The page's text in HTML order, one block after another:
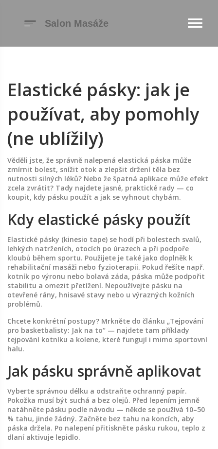
Elastické pásky: jak je
používat, aby pomohly
(ne ublížily)
Věděli jste, že správně nalepená elastická páska může
zmírnit bolest, snížit otok a zlepšit držení těla bez
nutnosti silných léků? Nebo že špatná aplikace může efekt
zcela zvrátit? Tady najdete jasné, praktické rady — co
koupit, kdy pásku použít a jak se vyhnout chybám.
Kdy elastické pásky použít
Elastické pásky (kinesio tape) se hodí při bolestech svalů,
lehkých natrženích, otocích po úrazech a při podpoře
kloubů během sportu. Použijete je také jako doplněk k
rehabilitační masáži nebo fyzioterapii. Pokud řešíte např.
kotník po výronu nebo bolavá záda, páska může podpořit
stabilitu a omezit přetížení. Nepoužívejte pásku na
otevřené rány, hnisavé stavy nebo u výrazných kožních
problémů.
Chcete konkrétní postupy? Mrkněte do článku „Tejpování
pro basketbalisty: Jak na to“ — najdete tam příklady
tejpování kotníku a kolene, které fungují i mimo sportovní
halu.
Jak pásku správně aplikovat
Vyberte správnou délku a odstraňte ochranný papír.
Pokožka musí být suchá a bez olejů. Před lepením jemně
natáhněte pásku podle návodu — někde se používá 10–50
% tahu, jinde žádný. Začněte bez tahu na koncích, aby
páska držela. Po nalepení přitiskněte pásku rukou, teplo z
dlaní aktivuje lepidlo.